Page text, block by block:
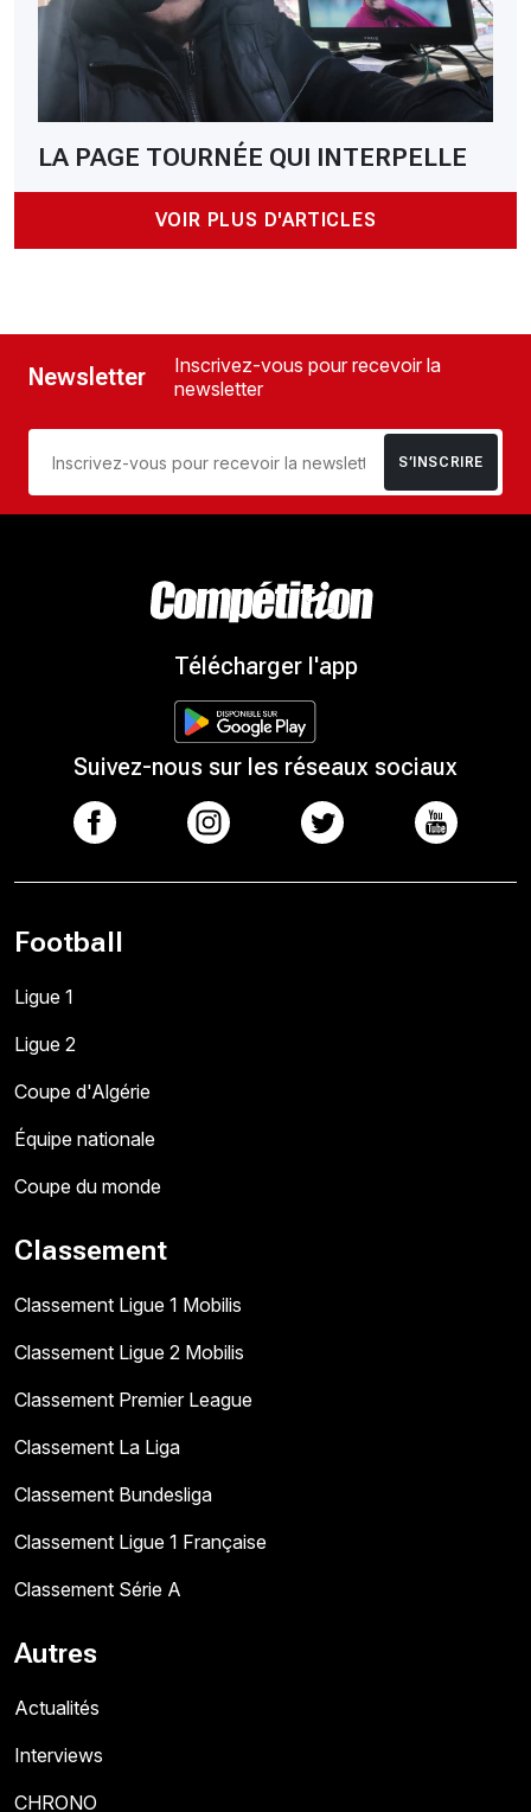
LA PAGE TOURNÉE QUI INTERPELLE
VOIR PLUS D'ARTICLES
Newsletter
Inscrivez-vous pour recevoir la
newsletter
S’INSCRIRE
Télécharger l'app
Suivez-nous sur les réseaux sociaux
Football
Ligue 1
Ligue 2
Coupe d'Algérie
Équipe nationale
Coupe du monde
Classement
Classement Ligue 1 Mobilis
Classement Ligue 2 Mobilis
Classement Premier League
Classement La Liga
Classement Bundesliga
Classement Ligue 1 Française
Classement Série A
Autres
Actualités
Interviews
CHRONO